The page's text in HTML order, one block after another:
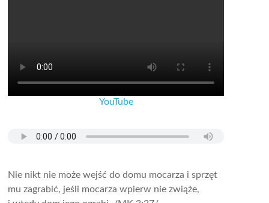
YouTube
Nie nikt nie może wejść do domu mocarza i sprzęt
mu zagrabić, jeśli mocarza wpierw nie zwiąże,